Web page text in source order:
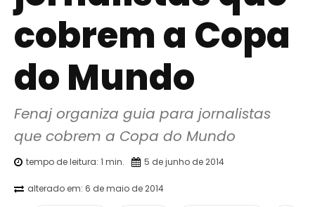
cobrem a Copa
do Mundo
Fenaj organiza guia para jornalistas
que cobrem a Copa do Mundo
tempo de leitura: 1 min. 5 de junho de 2014
alterado em: 6 de maio de 2014